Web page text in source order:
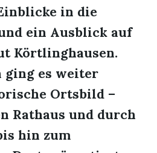
in die
ein Ausblick auf
Körtlinghausen.
ging es weiter
Ortsbild –
Rathaus und durch
hin zum